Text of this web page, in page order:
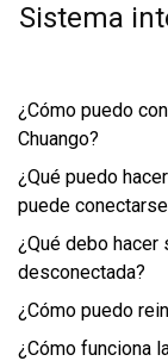
Sistema
¿Cómo puedo
Chuango?
¿Qué puedo
puede
¿Qué debo hacer
desconectada?
¿Cómo puedo
¿Cómo funciona